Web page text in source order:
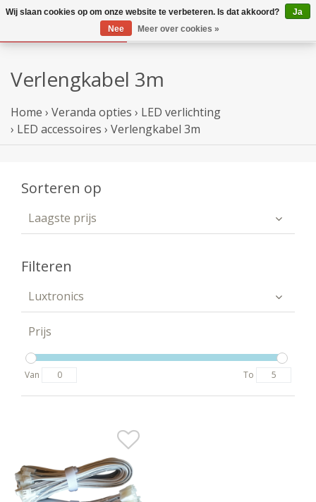
Verlengkabel 3m
Home › Veranda opties › LED verlichting
› LED accessoires › Verlengkabel 3m
Sorteren op
Laagste prijs
Filteren
Luxtronics
Prijs
Van To
Wij slaan cookies op om onze website te verbeteren. Is dat akkoord?
Ja
Nee
Meer over cookies »